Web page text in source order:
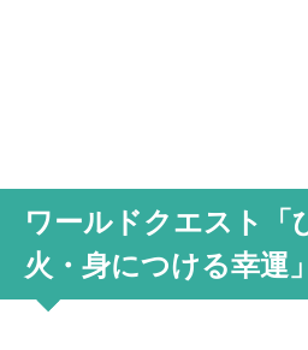
ワールドクエスト「
火・身につける幸運」